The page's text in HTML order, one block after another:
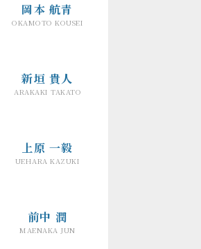
岡本 航青
OKAMOTO KOUSEI
新垣 貴人
ARAKAKI TAKATO
上原 一毅
UEHARA KAZUKI
前中 潤
MAENAKA JUN